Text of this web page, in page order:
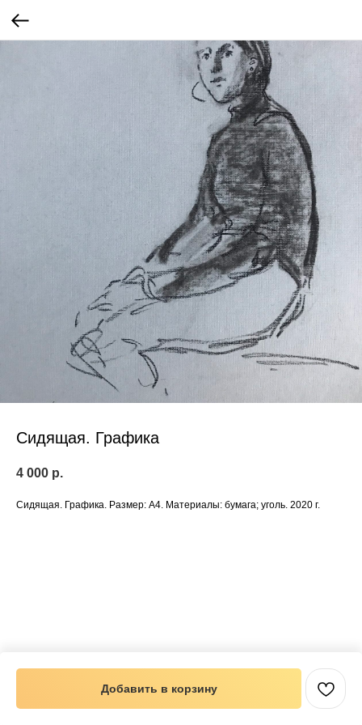
Сидящая. Графика
4 000 р.
Добавить в корзину
Сидящая. Графика. Размер: А4. Материалы: бумага; уголь. 2020 г.